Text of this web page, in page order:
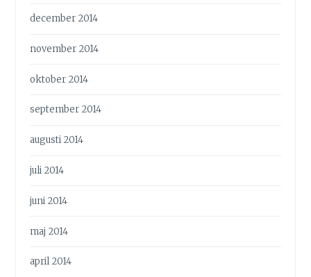
december 2014
november 2014
oktober 2014
september 2014
augusti 2014
juli 2014
juni 2014
maj 2014
april 2014